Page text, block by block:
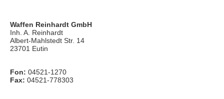
Waffen Reinhardt GmbH
Inh. A. Reinhardt
Albert-Mahlstedt Str. 14
23701 Eutin
Fon: 04521-1270
Fax: 04521-778303